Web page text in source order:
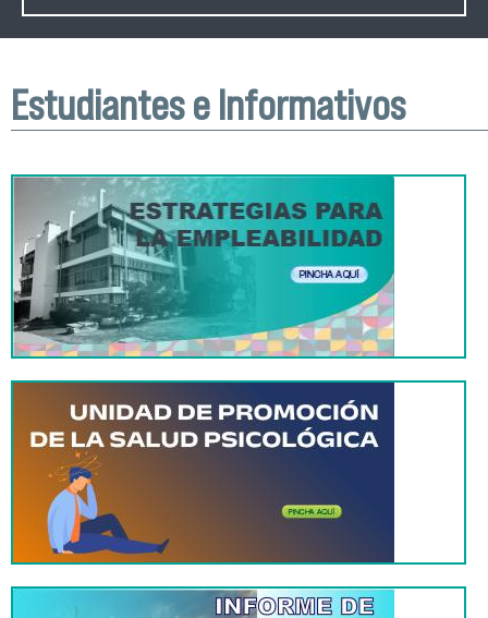
Estudiantes e Informativos